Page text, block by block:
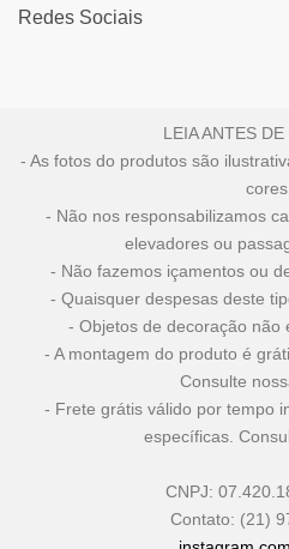
Redes Sociais
LEIA ANTES
- As fotos do produtos são
cores.
- Não nos responsabilizamos
elevadores ou
- Não fazemos içamentos ou
- Quaisquer despesas deste
- Objetos de decoração não
- A montagem do produto é
Consulte
- Frete grátis válido por tempo
específicas.
CNPJ:
Contato: (21)